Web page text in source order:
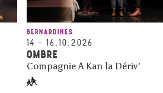
BERNARDINES
14 – 16.10.2026
OMBRE
Compagnie A Kan la Dériv'